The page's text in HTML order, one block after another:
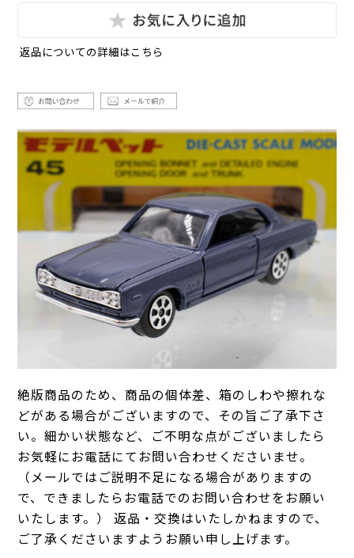
返品についての詳細はこちら
絶版商品のため、商品の個体差、箱のしわや擦れな
どがある場合がございますので、その旨ご了承下さ
い。細かい状態など、ご不明な点がございましたら
お気軽にお電話にてお問い合わせくださいませ。
（メールではご説明不足になる場合がありますの
で、できましたらお電話でのお問い合わせをお願い
いたします。） 返品・交換はいたしかねますので、
ご了承くださいますようお願い申し上げます。